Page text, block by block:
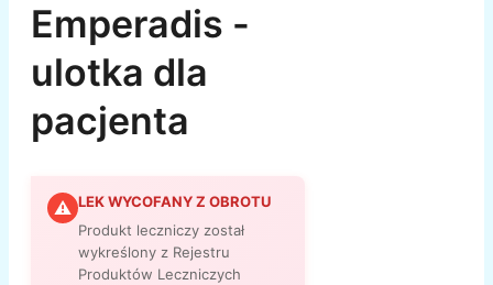
Emperadis -
ulotka dla
pacjenta
⚠ LEK WYCOFANY Z OBROTU
Produkt leczniczy został
wykreślony z Rejestru
Produktów Leczniczych